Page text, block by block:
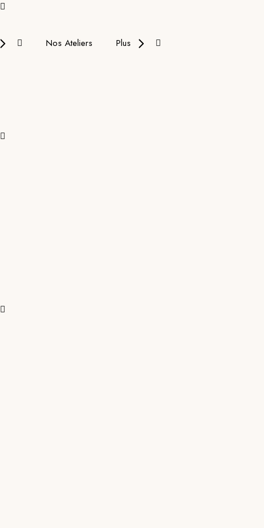
Nos Ateliers Plus